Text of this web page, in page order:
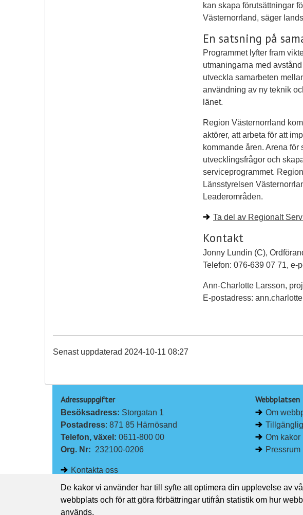
kan skapa förutsättningar
Västernorrland, säger
En satsning på
Programmet lyfter fram
utmaningarna med
utveckla samarbeten
användning av ny teknik
länet.
Region Västernorrland
aktörer, att arbeta för att
kommande åren. Arena
utvecklingsfrågor och
serviceprogrammet.
Länsstyrelsen
Leaderområden.
Ta del av Regionalt
Kontakt
Jonny Lundin (C),
Telefon: 076-639 07 71, e-
Ann-Charlotte Larsson,
E-postadress:
Senast uppdaterad 2024-10-11 08:27
Adressuppgifter
Besöksadress: Storgatan 1
Postadress: 871 85 Härnösand
Telefon, växel: 0611-800 00
Org. Nr: 232100-0206
Kontakta oss
Webbplatsen
Om
Om kakor
Pressrum
De kakor vi använder har till syfte att optimera din upplevelse av
webbplats och för att göra förbättringar utifrån statistik om hur
används.